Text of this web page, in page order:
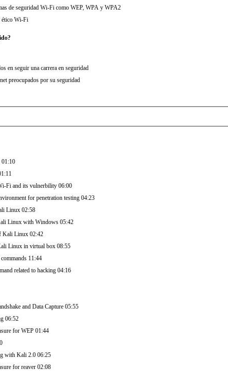
de seguridad Wi-Fi como WEP, WPA y WPA2
ético Wi-Fi
en seguir una carrera en seguridad
preocupados por su seguridad
01:10
Fi and its vulnerbility 06:00
for penetration testing 04:23
Linux 02:58
Linux with Windows 05:42
Kali Linux 02:42
Linux in virtual box 08:55
11:44
related to hacking 04:16
and Data Capture 05:55
06:52
for WEP 01:44
with Kali 2.0 06:25
for reaver 02:08